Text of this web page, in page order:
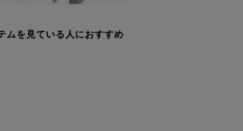
ムを見ている人におすすめ